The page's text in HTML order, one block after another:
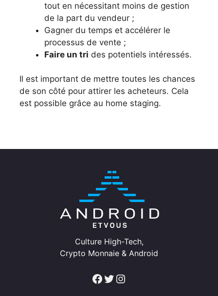
tout en nécessitant moins de gestion
de la part du vendeur ;
Gagner du temps et accélérer le
processus de vente ;
Faire un tri des potentiels intéressés.
Il est important de mettre toutes les chances
de son côté pour attirer les acheteurs. Cela
est possible grâce au home staging.
Culture High-Tech,
Crypto Monnaie & Android
Facebook Twitter Instagram